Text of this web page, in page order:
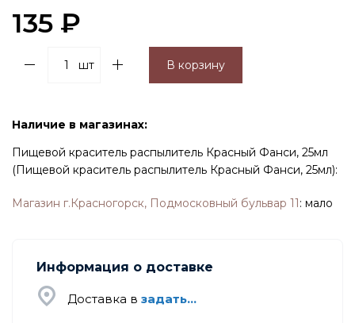
135 ₽
шт В корзину
Наличие в магазинах:
Пищевой краситель распылитель Красный Фанси, 25мл
(Пищевой краситель распылитель Красный Фанси, 25мл):
Магазин г.Красногорск, Подмосковный бульвар 11: мало
Информация о доставке
Доставка в задать...